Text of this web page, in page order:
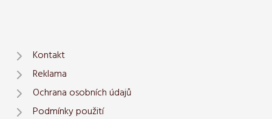
Kontakt
Reklama
Ochrana osobních údajů
Podmínky použití